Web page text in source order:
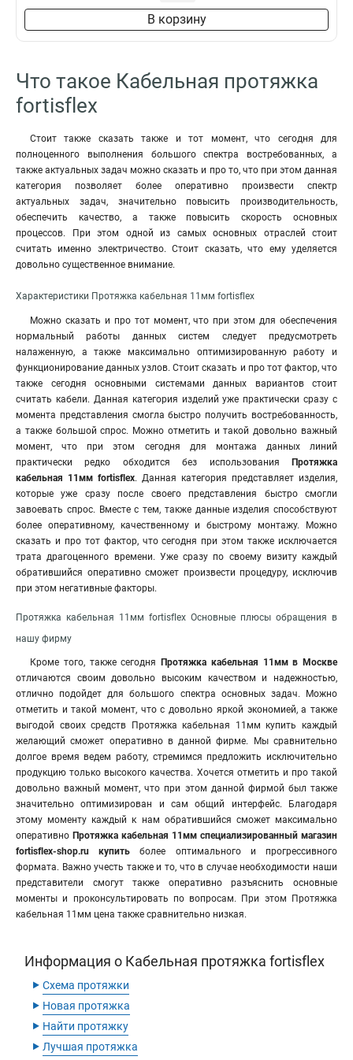
В корзину
Что такое Кабельная протяжка
fortisflex
Стоит также сказать также и тот момент, что сегодня для
полноценного выполнения большого спектра востребованных, а
также актуальных задач можно сказать и про то, что при этом данная
категория позволяет более оперативно произвести спектр
актуальных задач, значительно повысить производительность,
обеспечить качество, а также повысить скорость основных
процессов. При этом одной из самых основных отраслей стоит
считать именно электричество. Стоит сказать, что ему уделяется
довольно существенное внимание.
Характеристики Протяжка кабельная 11мм fortisflex
Можно сказать и про тот момент, что при этом для обеспечения
нормальный работы данных систем следует предусмотреть
налаженную, а также максимально оптимизированную работу и
функционирование данных узлов. Стоит сказать и про тот фактор, что
также сегодня основными системами данных вариантов стоит
считать кабели. Данная категория изделий уже практически сразу с
момента представления смогла быстро получить востребованность,
а также большой спрос. Можно отметить и такой довольно важный
момент, что при этом сегодня для монтажа данных линий
практически редко обходится без использования Протяжка
кабельная 11мм fortisflex. Данная категория представляет изделия,
которые уже сразу после своего представления быстро смогли
завоевать спрос. Вместе с тем, также данные изделия способствуют
более оперативному, качественному и быстрому монтажу. Можно
сказать и про тот фактор, что сегодня при этом также исключается
трата драгоценного времени. Уже сразу по своему визиту каждый
обратившийся оперативно сможет произвести процедуру, исключив
при этом негативные факторы.
Протяжка кабельная 11мм fortisflex Основные плюсы обращения в
нашу фирму
Кроме того, также сегодня
Протяжка кабельная 11мм в Москве
отличаются своим довольно высоким качеством и надежностью,
отлично подойдет для большого спектра основных задач. Можно
отметить и такой момент, что с довольно яркой экономией, а также
выгодой своих средств Протяжка кабельная 11мм купить каждый
желающий сможет оперативно в данной фирме. Мы сравнительно
долгое время ведем работу, стремимся предложить исключительно
продукцию только высокого качества. Хочется отметить и про такой
довольно важный момент, что при этом данной фирмой был также
значительно оптимизирован и сам общий интерфейс. Благодаря
этому моменту каждый к нам обратившийся сможет максимально
оперативно Протяжка кабельная 11мм специализированный магазин
fortisflex-shop.ru купить более оптимального и прогрессивного
формата. Важно учесть также и то, что в случае необходимости наши
представители смогут также оперативно разъяснить основные
моменты и проконсультировать по вопросам. При этом Протяжка
кабельная 11мм цена также сравнительно низкая.
Информация о Кабельная протяжка fortisflex
‣ Схема протяжки
‣ Новая протяжка
‣ Найти протяжку
‣ Лучшая протяжка